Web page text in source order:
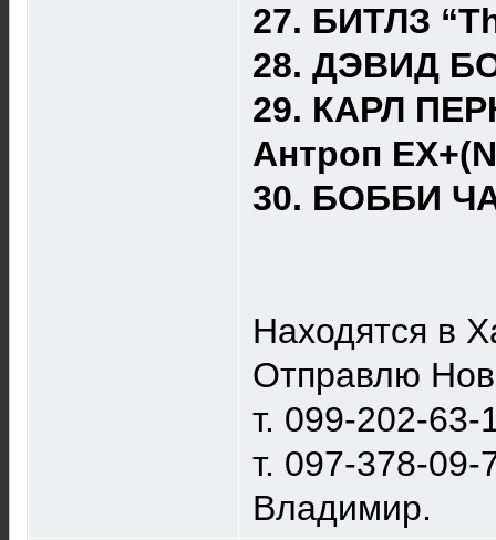
27. БИТЛЗ
28. ДЭВИД
29. КАРЛ
Антроп
30. БОББИ
Находятся в
Отправлю
т. 099-202-63-
т. 097-378-09-
Владимир.